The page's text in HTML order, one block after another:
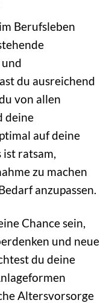
Berufsleben
du ausreichend
von allen
deine
auf deine
ist ratsam,
zu machen
anzupassen.
Chance sein,
und neue
du deine
Altersvorsorge